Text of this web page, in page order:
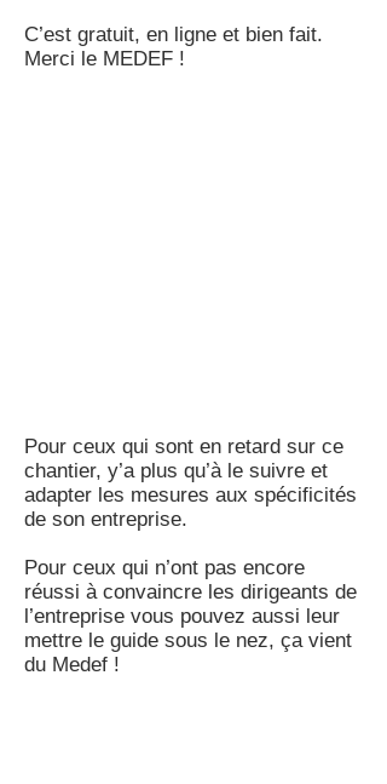
C’est gratuit, en ligne et bien fait.
Merci le MEDEF !
Pour ceux qui sont en retard sur ce
chantier, y’a plus qu’à le suivre et
adapter les mesures aux spécificités
de son entreprise.
Pour ceux qui n’ont pas encore
réussi à convaincre les dirigeants de
l’entreprise vous pouvez aussi leur
mettre le guide sous le nez, ça vient
du Medef !